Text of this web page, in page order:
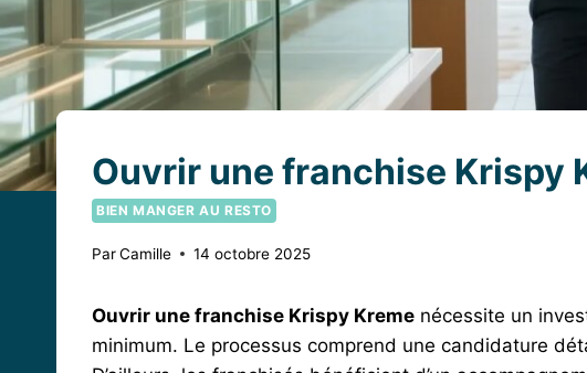
Ouvrir une franchise Krispy
BIEN MANGER AU RESTO
ParCamille 14 octobre 2025
Ouvrir une franchise Krispy Kreme nécessite un
minimum. Le processus comprend une candidature